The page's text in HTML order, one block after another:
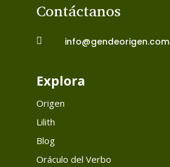
Contáctanos
 info@gendeorigen.com
Explora
Origen
Lilith
Blog
Oráculo del Verbo